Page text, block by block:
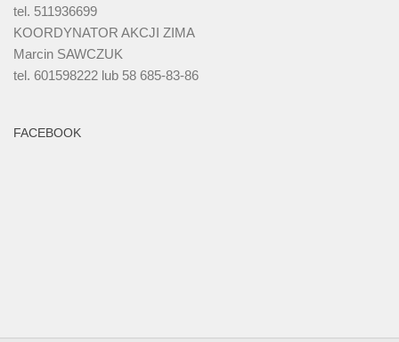
tel. 511936699
KOORDYNATOR AKCJI ZIMA
Marcin SAWCZUK
tel. 601598222 lub 58 685-83-86
FACEBOOK